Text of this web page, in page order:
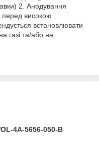
2. Анодування
високою
встановлювати
газі та/або на
4A-5656-050-B